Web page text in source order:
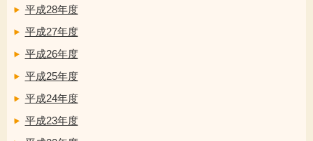
平成28年度
平成27年度
平成26年度
平成25年度
平成24年度
平成23年度